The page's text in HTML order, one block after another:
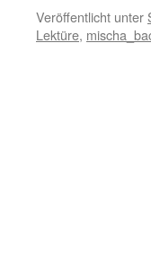
Veröffentlicht unter
Lektüre,